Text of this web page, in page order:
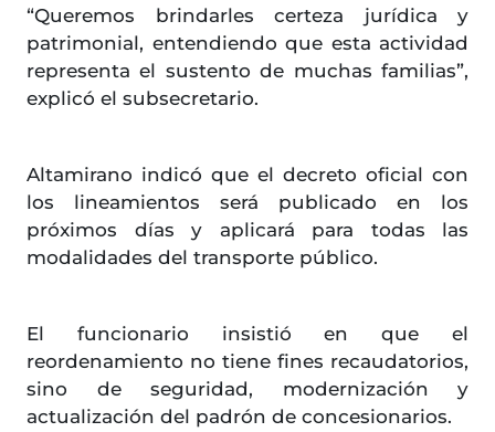
“Queremos brindarles certeza jurídica y
patrimonial, entendiendo que esta actividad
representa el sustento de muchas familias”,
explicó el subsecretario.
Altamirano indicó que el decreto oficial con
los lineamientos será publicado en los
próximos días y aplicará para todas las
modalidades del transporte público.
El funcionario insistió en que el
reordenamiento no tiene fines recaudatorios,
sino de seguridad, modernización y
actualización del padrón de concesionarios.